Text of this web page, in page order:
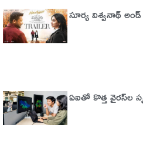
సూర్య విశ్వనాథ్ అండ్
ఏఐతో కొత్త వైరస్‌ల